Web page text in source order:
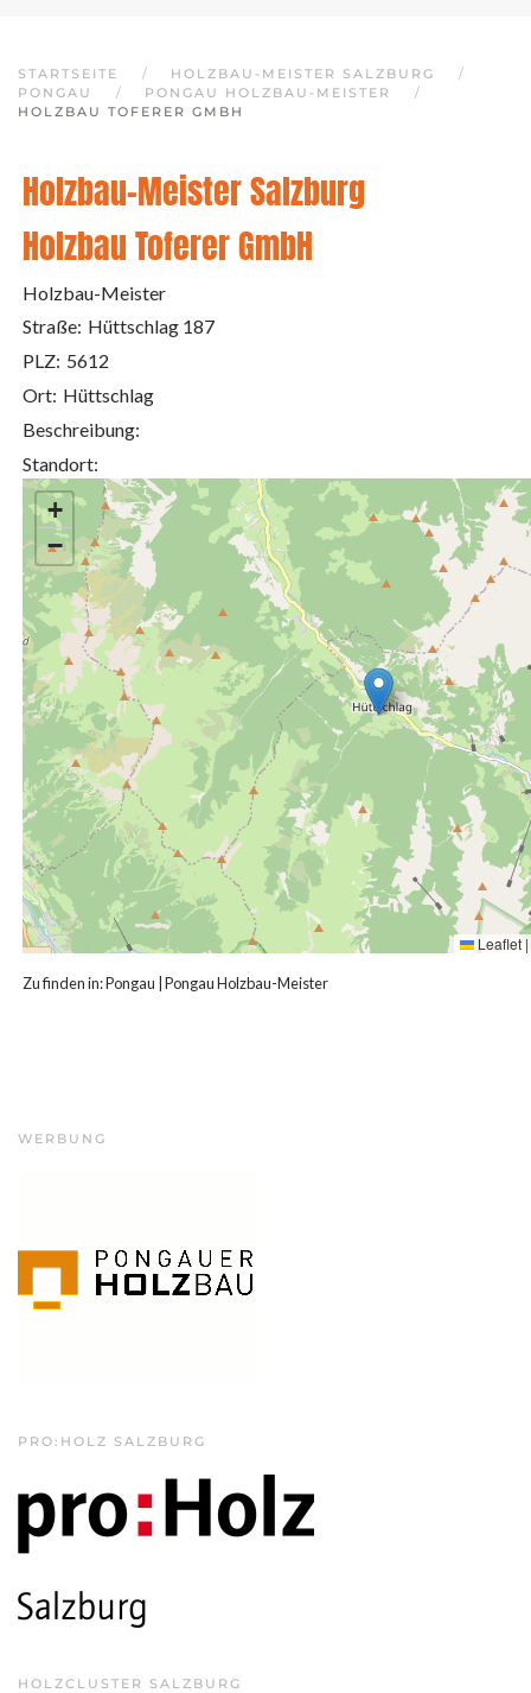
STARTSEITE
HOLZBAU-MEISTER SALZBURG
PONGAU
PONGAU HOLZBAU-MEISTER
HOLZBAU TOFERER GMBH
Holzbau-Meister Salzburg
Holzbau Toferer GmbH
Holzbau-Meister
Straße: Hüttschlag 187
PLZ: 5612
Ort: Hüttschlag
Beschreibung:
Standort:
+
−
Leaflet |
Zu finden in:Pongau |Pongau Holzbau-Meister
WERBUNG
PRO:HOLZ SALZBURG
HOLZCLUSTER SALZBURG